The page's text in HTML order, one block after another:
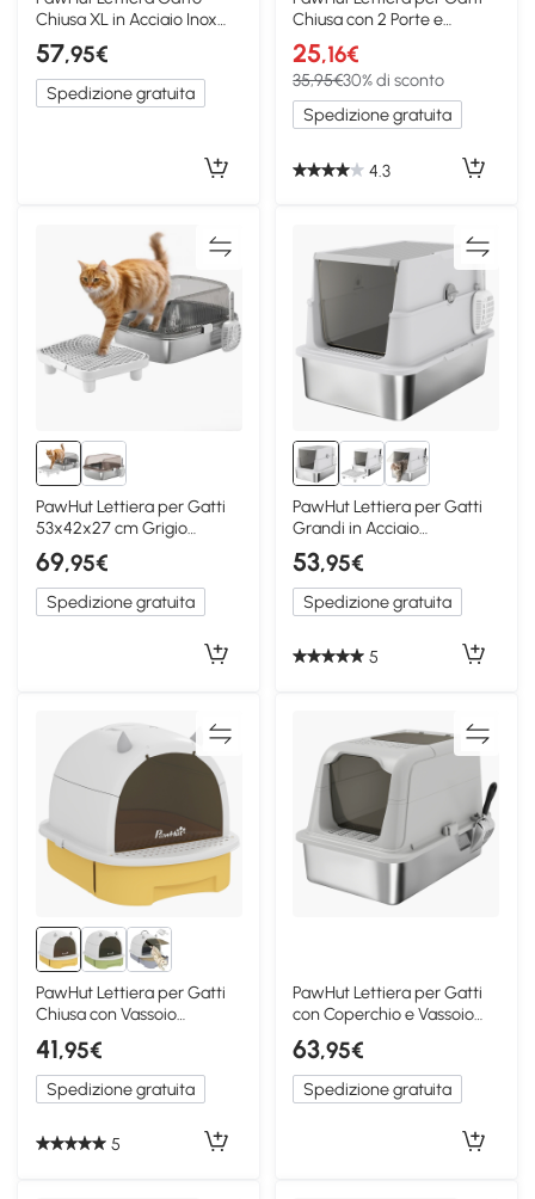
Chiusa XL in Acciaio Inox
con Coperchio
57,95€
Spedizione gratuita
Chiusa con 2 Porte e
Vassoio Estraibile
25,16€
35,95€30% di sconto
Spedizione gratuita
4.3
PawHut Lettiera per Gatti
53x42x27 cm Grigio
Carbone
69,95€
Spedizione gratuita
PawHut Lettiera per Gatti
Grandi in Acciaio
Coperchio e Paletta
53,95€
Spedizione gratuita
5
PawHut Lettiera per Gatti
Chiusa con Vassoio
Estraibile, Giallo
41,95€
Spedizione gratuita
5
PawHut Lettiera per Gatti
con Coperchio e Vassoio
Argento
63,95€
Spedizione gratuita